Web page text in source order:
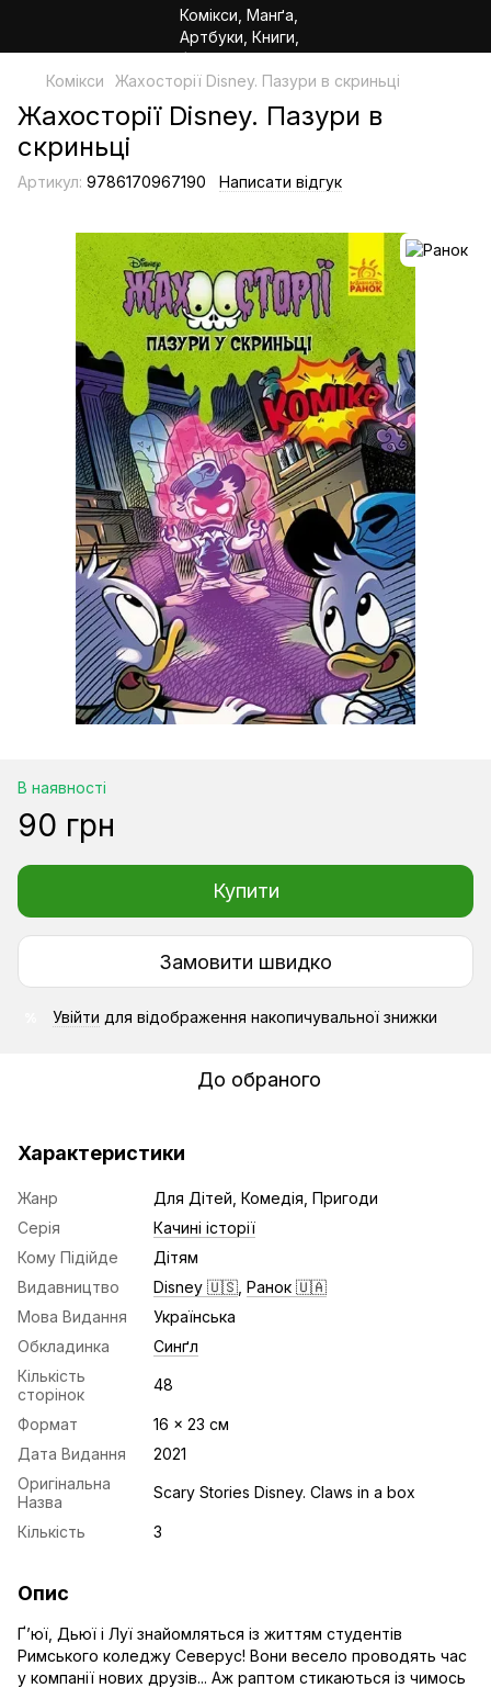
Комікси Жахосторії Disney. Пазури в скриньці
Жахосторії Disney. Пазури в
скриньці
Артикул: 9786170967190 Написати відгук
В наявності
90 грн
Купити
Замовити швидко
Увійти для відображення накопичувальної знижки
До обраного
Характеристики
Жанр
Для Дітей, Комедія, Пригоди
Серія
Качині історії
Кому Підійде
Дітям
Видавництво
Disney 🇺🇸 Ранок 🇺🇦
Мова Видання
Українська
Обкладинка
Синґл
Кількість
сторінок
48
Формат
16 x 23 см
Дата Видання
2021
Оригінальна
Назва
Scary Stories Disney. Claws in a box
Кількість 3
Опис
Ґ’юї, Дьюї і Луї знайомляться із життям студентів
Римського коледжу Северус! Вони весело проводять час
у компанії нових друзів... Аж раптом стикаються із чимось